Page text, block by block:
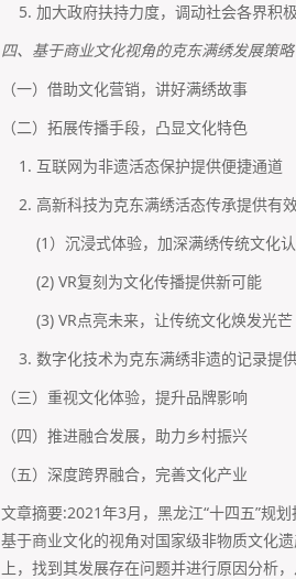
5. 加大政府扶持力度，调动社会各界积
四、基于商业文化视角的克东满绣发展策略
（一）借助文化营销，讲好满绣故事
（二）拓展传播手段，凸显文化特色
1. 互联网为非遗活态保护提供便捷通道
2. 高新科技为克东满绣活态传承提供有
(1）沉浸式体验，加深满绣传统文化
(2) VR复刻为文化传播提供新可能
(3) VR点亮未来，让传统文化焕发光芒
3. 数字化技术为克东满绣非遗的记录提
（三）重视文化体验，提升品牌影响
（四）推进融合发展，助力乡村振兴
（五）深度跨界融合，完善文化产业
文章摘要:2021年3月，黑龙江“十四五”规
基于商业文化的视角对国家级非物质文化
上，找到其发展存在问题并进行原因分析